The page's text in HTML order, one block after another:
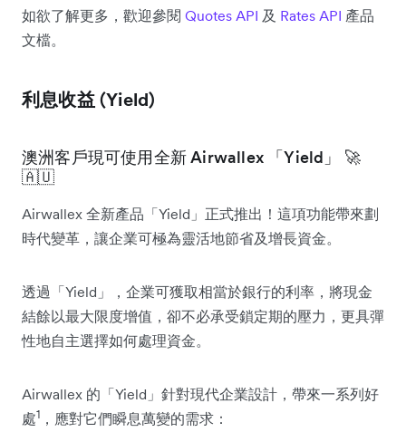
如欲了解更多，歡迎參閱 Quotes API 及 Rates API 產品
文檔。
利息收益 (Yield)
澳洲客戶現可使用全新 Airwallex 「Yield」 🚀
🇦🇺
Airwallex 全新產品「Yield」正式推出！這項功能帶來劃
時代變革，讓企業可極為靈活地節省及增長資金。
透過「Yield」，企業可獲取相當於銀行的利率，將現金
結餘以最大限度增值，卻不必承受鎖定期的壓力，更具彈
性地自主選擇如何處理資金。
Airwallex 的「Yield」針對現代企業設計，帶來一系列好
處1 ，應對它們瞬息萬變的需求：